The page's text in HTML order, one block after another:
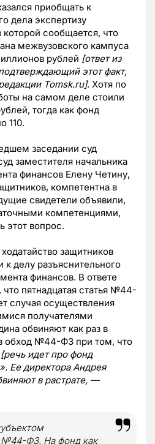
приобщать к
дела экспертизу
которой сообщается, что
межвузовского кампуса
рублей [ответ из
этот факт,
Tomsk.ru]. Хотя по
на самом деле стоили
тогда как фонд
110.
заседании суд
заместителя начальника
финансов Елену Четину,
компетентна в
свидетели объявили,
компетенциями,
этот вопрос.
защитников
делу разъяснительного
финансов. В ответе
пятнадцатая статья №44-
случая осуществления
получателями
обвиняют как раз в
обход №44-ФЗ при том, что
[речь идет про фонд
Ее директора Андрея
в растрате, —
№44-ФЗ. На фонд как